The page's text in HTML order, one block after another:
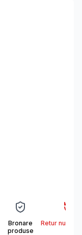
Bronare
produse
Retur nu se